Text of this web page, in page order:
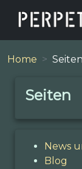
Home Seiten
Seiten
News
Blog